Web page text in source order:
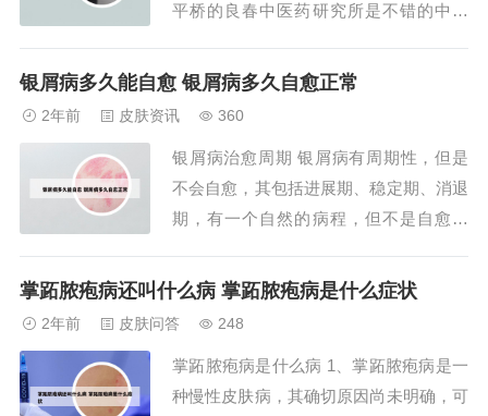
平桥的良春中医药研究所是不错的中医
津贴的，连非典都有办法对付！建议你也
人看了有效果的吗？？我吃了一段时间为
何不起...
银屑病多久能自愈 银屑病多久自愈正常
2年前 皮肤资讯 360
银屑病治愈周期 银屑病有周期性，但是
不会自愈，其包括进展期、稳定期、消退
期，有一个自然的病程，但不是自愈周
相对较短。病因明确的点滴型银屑病患者
愈状态。点滴银屑病自愈周期大概3到6个
月，自愈也是...
掌跖脓疱病还叫什么病 掌跖脓疱病是什么症状
2年前 皮肤问答 248
掌跖脓疱病是什么病 1、掌跖脓疱病是一
种慢性皮肤病，其确切原因尚未明确，可